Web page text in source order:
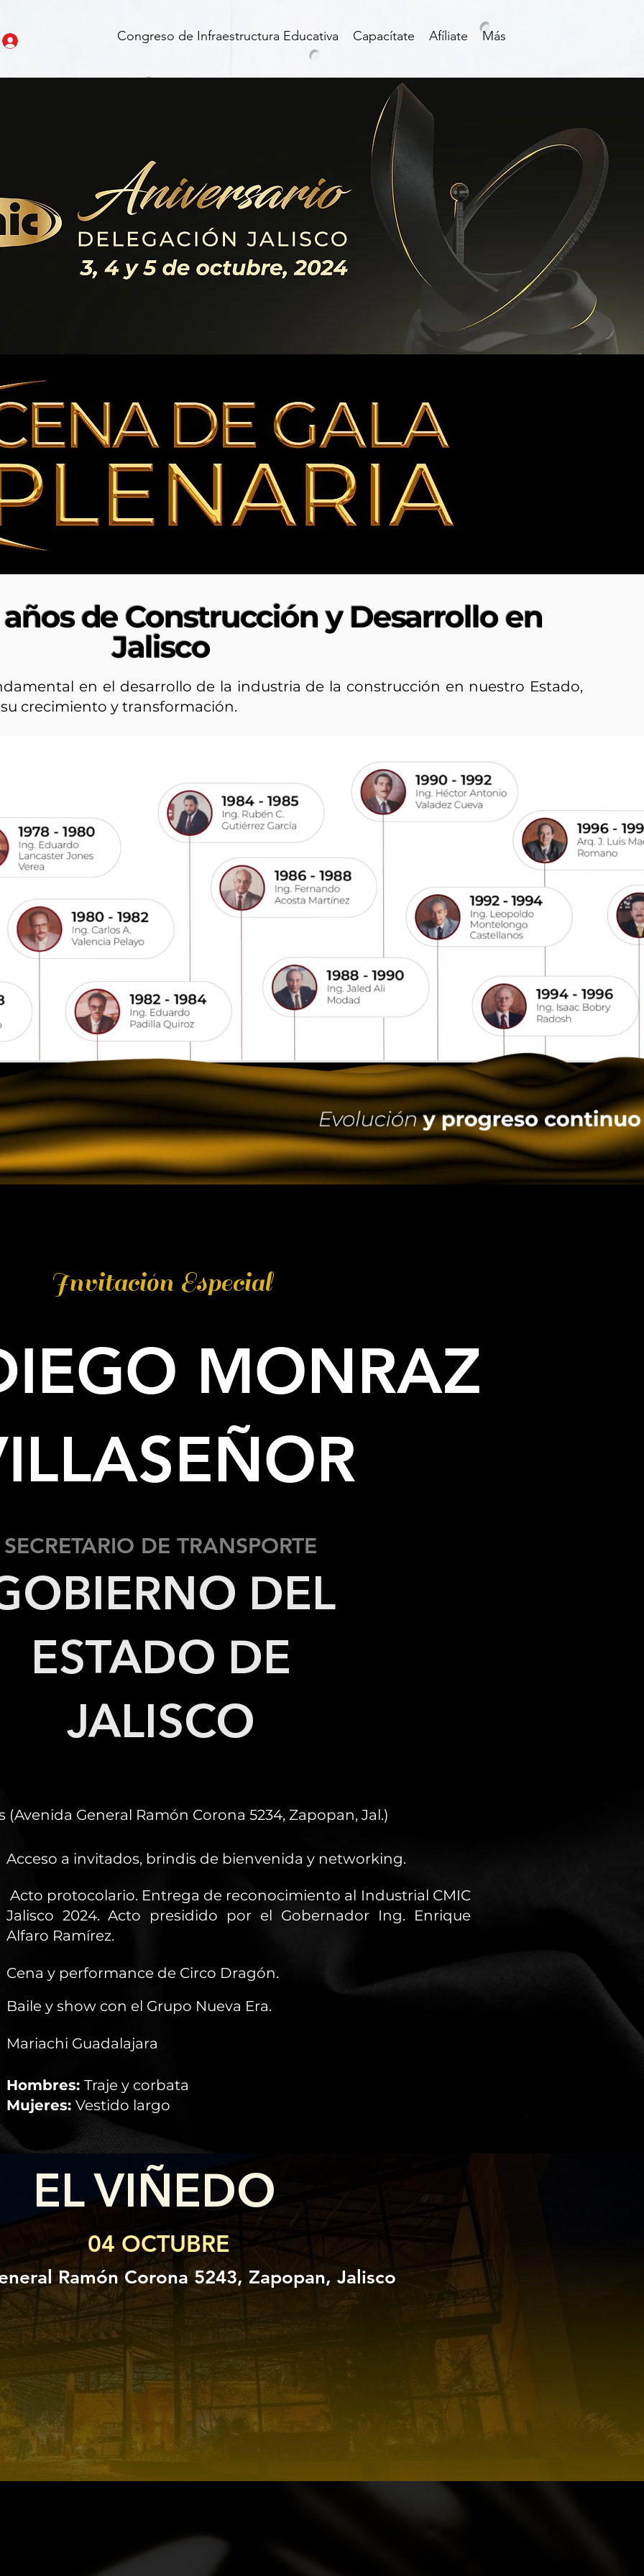
Congreso de Infraestructura Educativa Capacítate Afíliate Más
de Construcción y Desarrollo en
Jalisco
en el desarrollo de la industria de la construcción en nuestro Estado,
crecimiento y transformación.
Invitación Especial
MONRAZ
SECRETARIO DE TRANSPORTE
DEL
ESTADO DE
JALISCO
General Ramón Corona 5234, Zapopan, Jal.)
Acceso a invitados, brindis de bienvenida y networking.
Acto protocolario. Entrega de reconocimiento al Industrial CMIC
Jalisco 2024. Acto presidido por el Gobernador Ing. Enrique
Alfaro Ramírez.
Cena y performance de Circo Dragón.
Baile y show con el Grupo Nueva Era.
Mariachi Guadalajara
Hombres: Traje y corbata
Mujeres: Vestido largo
EL VIÑEDO
04 OCTUBRE
Ramón Corona 5243, Zapopan, Jalisco